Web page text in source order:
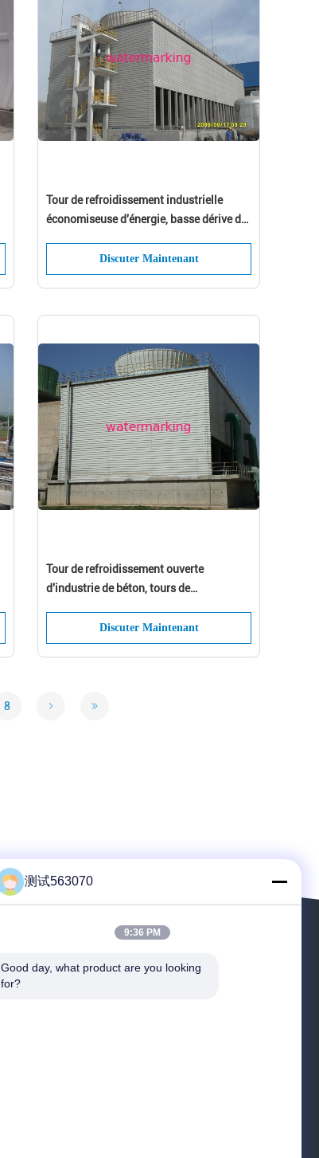
Tour de refroidissement industrielle
économiseuse d'énergie, basse dérive de
Discuter Maintenant
Tour de refroidissement ouverte
d'industrie de béton, tours de
Discuter Maintenant
8
Laissez un message
测试563070
9:36 PM
Good day, what product are you looking
for?